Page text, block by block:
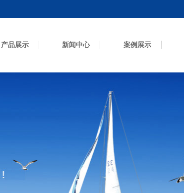
产品展示 新闻中心 案例展示